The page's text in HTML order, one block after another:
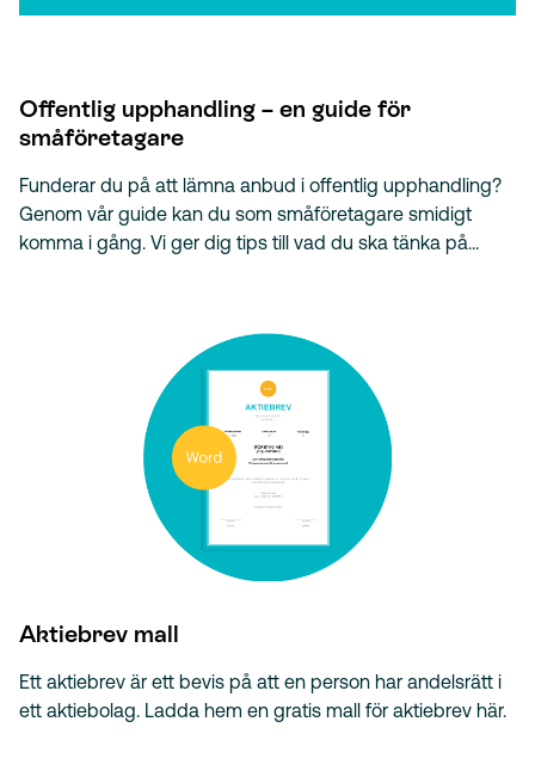
Offentlig upphandling – en guide för
småföretagare
Funderar du på att lämna anbud i offentlig upphandling?
Genom vår guide kan du som småföretagare smidigt
komma i gång. Vi ger dig tips till vad du ska tänka på…
Aktiebrev mall
Ett aktiebrev är ett bevis på att en person har andelsrätt i
ett aktiebolag. Ladda hem en gratis mall för aktiebrev här.